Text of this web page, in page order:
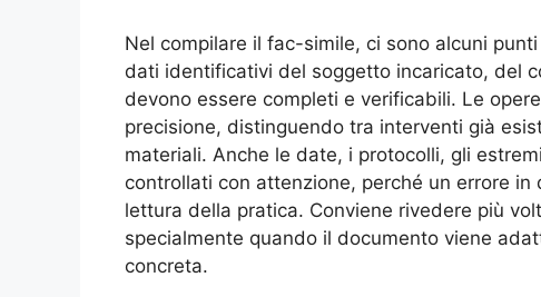
Nel compilare il fac-simile, ci sono alcuni
dati identificativi del soggetto incaricato, del
devono essere completi e verificabili. Le
precisione, distinguendo tra interventi già
materiali. Anche le date, i protocolli, gli
controllati con attenzione, perché un errore
lettura della pratica. Conviene rivedere più
specialmente quando il documento viene
concreta.